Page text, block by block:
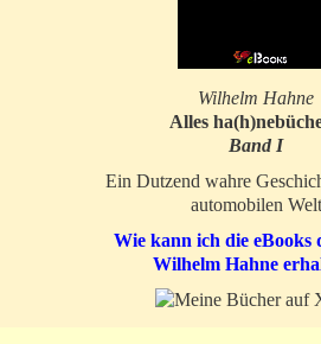
Wilhelm Hahne
Alles
Band I
Ein Dutzend wahre
automobilen Welt
Wie kann ich die eBooks
Wilhelm Hahne